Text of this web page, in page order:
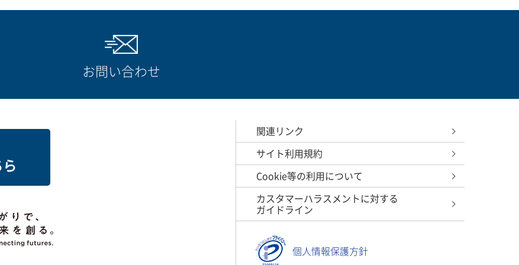
の容量を拡大したい
変更方法について
？
使われています」と表示される
示される
ラー」が表示された
バージョンアップ手順を知りたい
すると「ワークスペースの容量が超過しました。」が表示される
や見積書を伝送したい
できない
すると「ワークスペースの容量が超過しました。」が表示される
知りたい
お問い合わせ
関連リンク
サイト利用規約
Cookie等の利用について
カスタマーハラスメントに対する
ガイドライン
個人情報保護方針